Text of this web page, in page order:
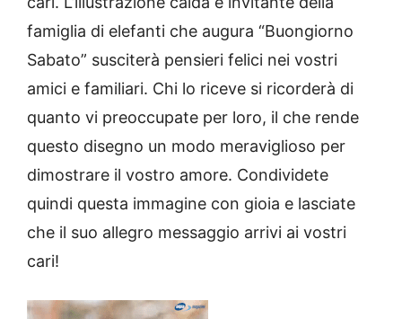
famiglia di elefanti che augura “Buongiorno
Sabato” susciterà pensieri felici nei vostri
amici e familiari. Chi lo riceve si ricorderà di
quanto vi preoccupate per loro, il che rende
questo disegno un modo meraviglioso per
dimostrare il vostro amore. Condividete
quindi questa immagine con gioia e lasciate
che il suo allegro messaggio arrivi ai vostri
cari!